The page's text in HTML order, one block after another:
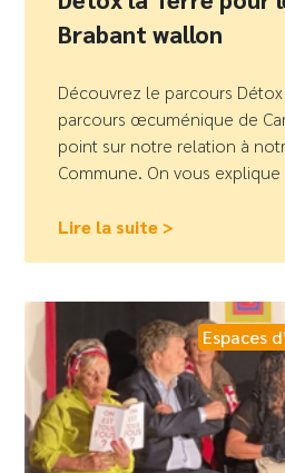
Brabant wallon
Découvrez le parcours
parcours œcuménique de
point sur notre relation à
Commune. On vous
Lire la suite >
Espaces